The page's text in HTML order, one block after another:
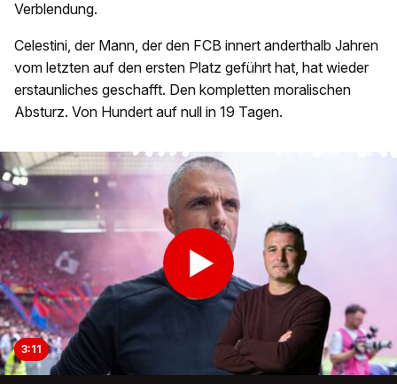
Verblendung.
Celestini, der Mann, der den FCB innert anderthalb Jahren
vom letzten auf den ersten Platz geführt hat, hat wieder
erstaunliches geschafft. Den kompletten moralischen
Absturz. Von Hundert auf null in 19 Tagen.
3:11